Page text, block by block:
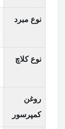
نوع مبرد
نوع کلاچ
روغن
کمپرسور